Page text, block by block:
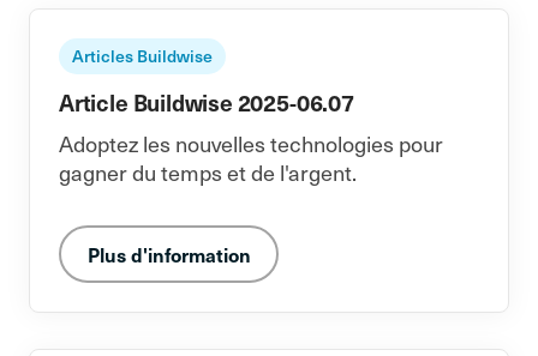
Articles Buildwise
Article Buildwise 2025-06.07
Adoptez les nouvelles technologies pour
gagner du temps et de l'argent.
Plus d'information